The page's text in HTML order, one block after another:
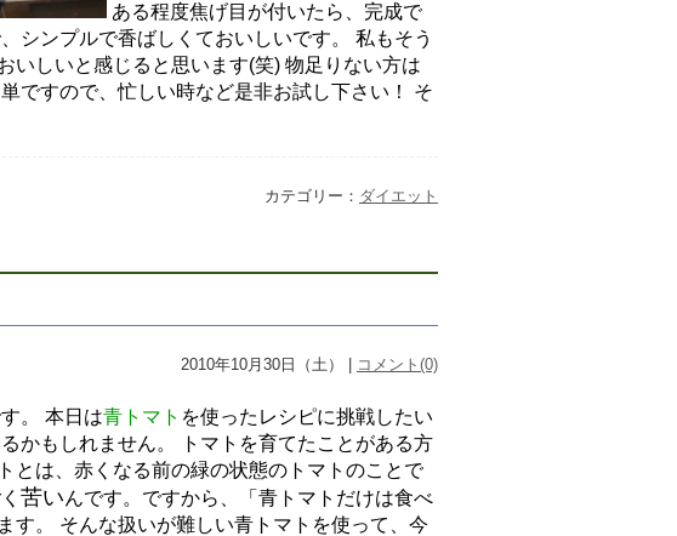
ある程度焦げ目が付いたら、完成で
シンプルで香ばしくておいしいです。 私もそう
いしいと感じると思います(笑) 物足りない方は
ですので、忙しい時など是非お試し下さい！ そ
カテゴリー： ダイエット
2010年10月30日（土） | コメント(0)
。 本日は青トマト を使ったレシピに挑戦したい
かもしれません。 トマトを育てたことがある方
とは、赤くなる前の緑の状態のトマトのことで
苦いんです。ですから、「青トマトだけは食べ
す。 そんな扱いが難しい青トマトを使って、今